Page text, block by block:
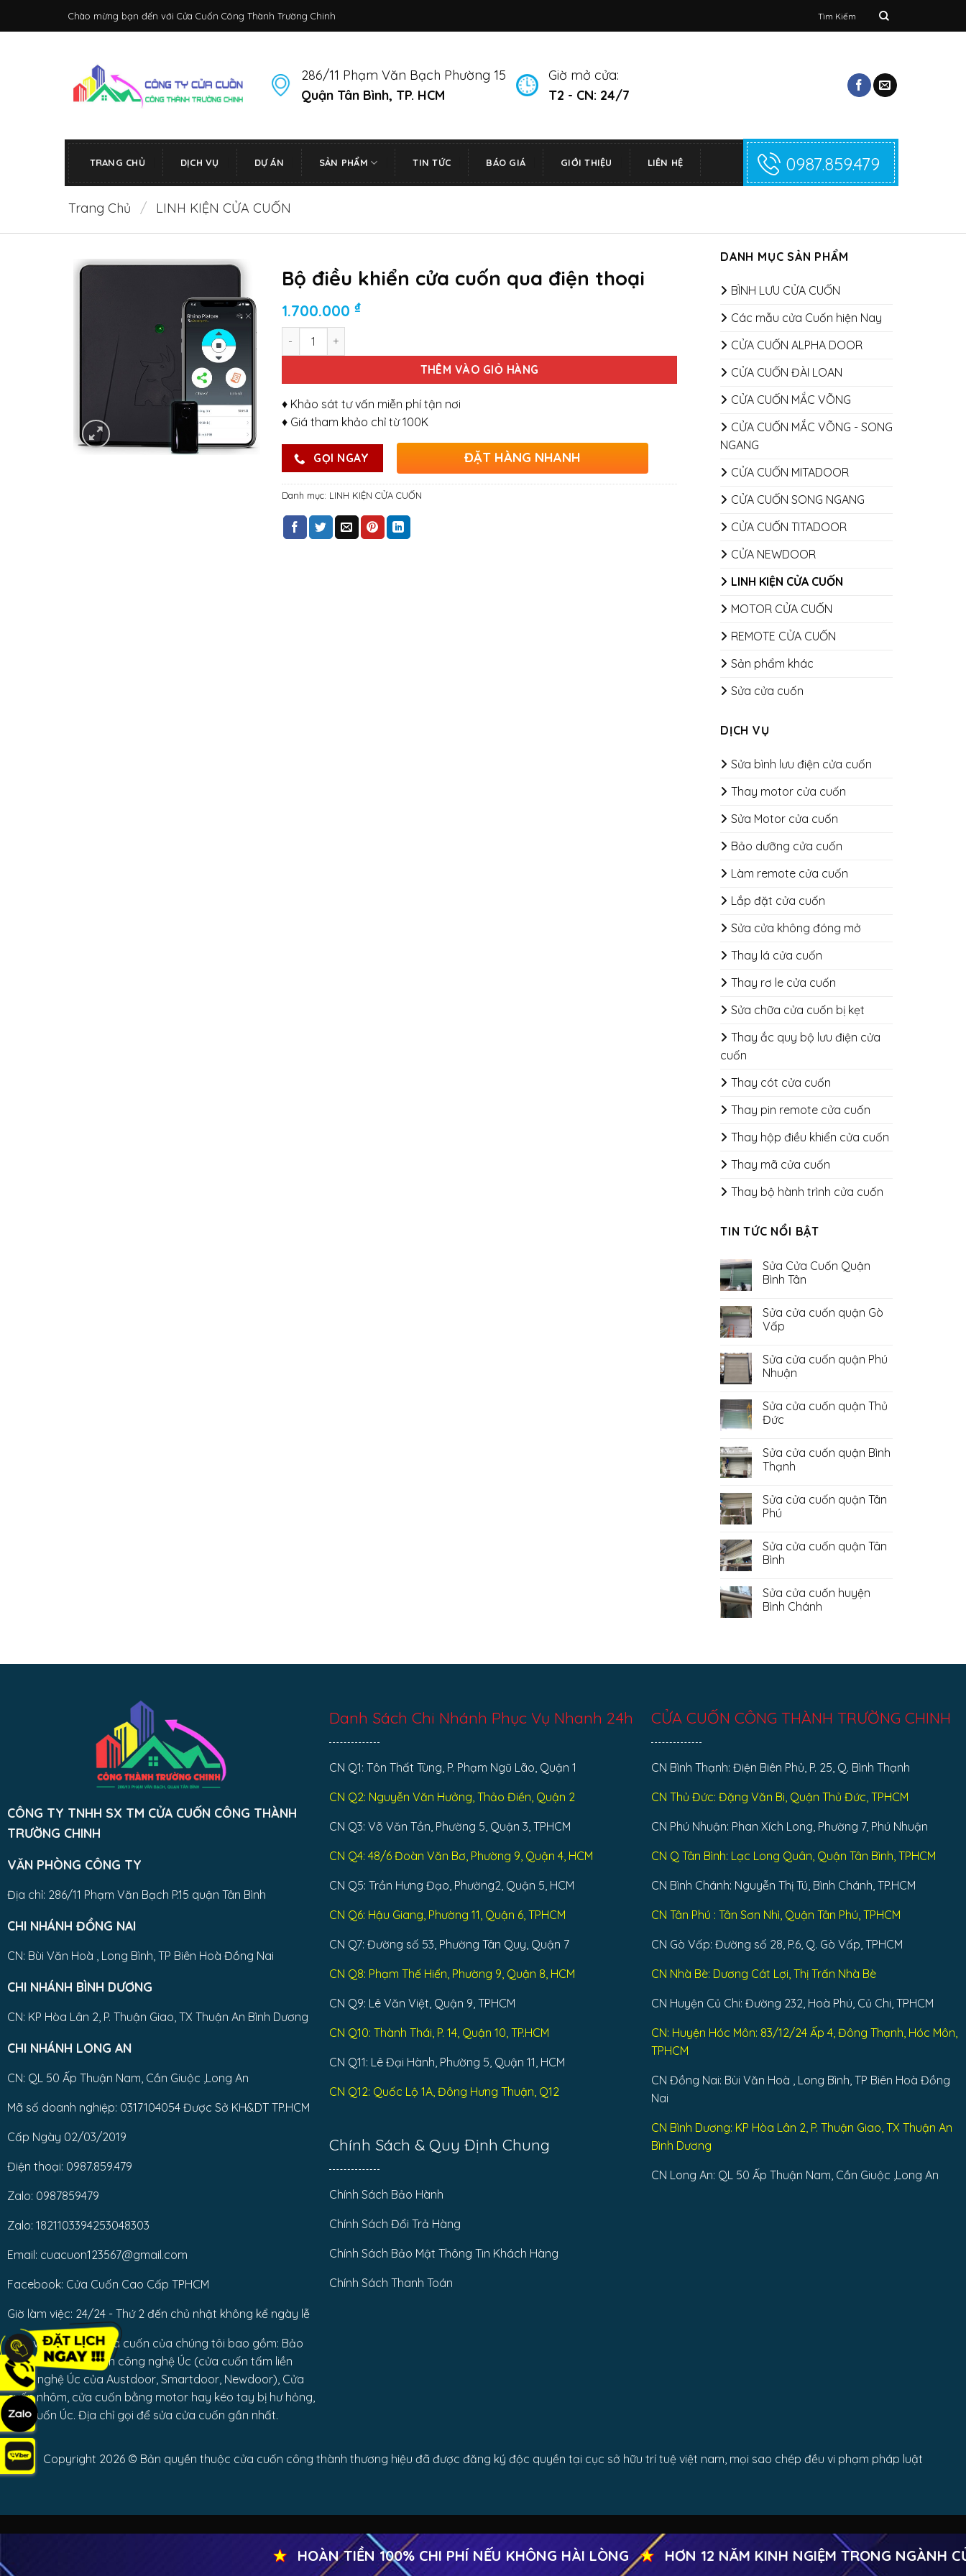
Chào mừng bạn đến với Cửa Cuốn Công Thành Trường Chinh
kiếm:
286/11 Phạm Văn Bạch Phường 15
Quận Tân Bình, TP. HCM
Giờ mở cửa:
T2 - CN: 24/7
TRANG CHỦ DỊCH VỤ DỰ ÁN SẢN PHẨM TIN TỨC BÁO GIÁ GIỚI THIỆU LIÊN HỆ 0987.859.479
Trang Chủ / LINH KIỆN CỬA CUỐN
DANH MỤC SẢN PHẨM
BÌNH LƯU CỬA CUỐN
Các mẫu cửa Cuốn hiện Nay
CỬA CUỐN ALPHA DOOR
CỬA CUỐN ĐÀI LOAN
CỬA CUỐN MẮC VÕNG
CỬA CUỐN MẮC VÕNG - SONG
NGANG
CỬA CUỐN MITADOOR
CỬA CUỐN SONG NGANG
CỬA CUỐN TITADOOR
CỬA NEWDOOR
LINH KIỆN CỬA CUỐN
MOTOR CỬA CUỐN
REMOTE CỬA CUỐN
Sản phẩm khác
Sửa cửa cuốn
DỊCH VỤ
Sửa bình lưu điện cửa cuốn
Thay motor cửa cuốn
Sửa Motor cửa cuốn
Bảo dưỡng cửa cuốn
​​​​​​​Làm remote cửa cuốn
Lắp đặt cửa cuốn
Sửa cửa không đóng mở
Thay lá cửa cuốn
Thay rơ le cửa cuốn
Sửa chữa cửa cuốn bị kẹt
Thay ắc quy bộ lưu điện cửa
cuốn
Thay cót cửa cuốn
Thay pin remote cửa cuốn
Thay hộp điều khiển cửa cuốn
Thay mã cửa cuốn
Thay bộ hành trình cửa cuốn
TIN TỨC NỔI BẬT
Sửa Cửa Cuốn Quận
Bình Tân
bình
luận
ở
Cuốn
Quận
Bình
Sửa cửa cuốn quận Gò
Vấp
bình
luận
ở
cuốn
quận
Gò
Sửa cửa cuốn quận Phú
Nhuận
bình
luận
ở
cuốn
quận
Phú
Sửa cửa cuốn quận Thủ
Đức
bình
luận
ở
cuốn
quận
Thủ
Sửa cửa cuốn quận Bình
Thạnh
bình
luận
ở
cuốn
quận
Bình
Sửa cửa cuốn quận Tân
Phú
bình
luận
ở
cuốn
quận
Tân
Sửa cửa cuốn quận Tân
Bình
bình
luận
ở
Sửa cửa cuốn huyện
Bình Chánh
Chánh
Bộ điều khiển cửa cuốn qua điện thoại
1.700.000 ₫
THÊM VÀO GIỎ HÀNG
♦ Khảo sát tư vấn miễn phí tận nơi
♦ Giá tham khảo chỉ từ 100K
GỌI NGAY ĐẶT HÀNG NHANH
Danh mục: LINH KIỆN CỬA CUỐN
CÔNG TY TNHH SX TM CỬA CUỐN CÔNG THÀNH
TRƯỜNG CHINH
VĂN PHÒNG CÔNG TY
Địa chỉ: 286/11 Phạm Văn Bạch P.15 quận Tân Bình
CHI NHÁNH ĐỒNG NAI
CN: Bùi Văn Hoà , Long Bình, TP Biên Hoà Đồng Nai
CHI NHÁNH BÌNH DƯƠNG
CN: KP Hòa Lân 2, P. Thuận Giao, TX Thuận An Bình Dương
CHI NHÁNH LONG AN
CN: QL 50 Ấp Thuận Nam, Cần Giuộc ,Long An
Mã số doanh nghiệp: 0317104054 Được Sở KH&DT TP.HCM
Cấp Ngày 02/03/2019
Điện thoại: 0987.859.479
Zalo: 0987859479
Zalo: 1821103394253048303
Email: cuacuon123567@gmail.com
Facebook: Cửa Cuốn Cao Cấp TPHCM
Giờ làm việc: 24/24 - Thứ 2 đến chủ nhật không kể ngày lễ
Dịch vụ sửa chữa cửa cuốn của chúng tôi bao gồm: Bảo
trì các loại cửa cuốn công nghệ Úc (cửa cuốn tấm liền
công nghệ Úc của Austdoor, Smartdoor, Newdoor), Cửa
cuốn nhôm, cửa cuốn bằng motor hay kéo tay bị hư hỏng,
cửa cuốn Úc. Địa chỉ gọi để sửa cửa cuốn gần nhất.
Danh Sách Chi Nhánh Phục Vụ Nhanh 24h
CN Q1: Tôn Thất Tùng, P. Phạm Ngũ Lão, Quận 1
CN Q2: Nguyễn Văn Hưởng, Thảo Điền, Quận 2
CN Q3: Võ Văn Tần, Phường 5, Quận 3, TPHCM
CN Q4: 48/6 Đoàn Văn Bơ, Phường 9, Quận 4, HCM
CN Q5: Trần Hưng Đạo, Phường2, Quận 5, HCM
CN Q6: Hậu Giang, Phường 11, Quận 6, TPHCM
CN Q7: Đường số 53, Phường Tân Quy, Quận 7
CN Q8: Phạm Thế Hiển, Phường 9, Quận 8, HCM
CN Q9: Lê Văn Việt, Quận 9, TPHCM
CN Q10: Thành Thái, P. 14, Quận 10, TP.HCM
CN Q11: Lê Đại Hành, Phường 5, Quận 11, HCM
CN Q12: Quốc Lộ 1A, Đông Hưng Thuận, Q12
Chính Sách & Quy Định Chung
Chính Sách Bảo Hành
Chính Sách Đổi Trả Hàng
Chính Sách Bảo Mật Thông Tin Khách Hàng
Chính Sách Thanh Toán
CỬA CUỐN CÔNG THÀNH TRƯỜNG CHINH
CN Bình Thạnh: Điện Biên Phủ, P. 25, Q. Bình Thạnh
CN Thủ Đức: Đặng Văn Bi, Quận Thủ Đức, TPHCM
CN Phú Nhuận: Phan Xích Long, Phường 7, Phú Nhuận
CN Q Tân Bình: Lạc Long Quân, Quận Tân Bình, TPHCM
CN Bình Chánh: Nguyễn Thị Tú, Bình Chánh, TP.HCM
CN Tân Phú : Tân Sơn Nhì, Quận Tân Phú, TPHCM
CN Gò Vấp: Đường số 28, P.6, Q. Gò Vấp, TPHCM
CN Nhà Bè: Dương Cát Lợi, Thị Trấn Nhà Bè
CN Huyện Củ Chi: Đường 232, Hoà Phú, Củ Chi, TPHCM
CN: Huyện Hóc Môn: 83/12/24 Ấp 4, Đông Thạnh, Hóc Môn,
TPHCM
CN Đồng Nai: Bùi Văn Hoà , Long Bình, TP Biên Hoà Đồng
Nai
CN Bình Dương: KP Hòa Lân 2, P. Thuận Giao, TX Thuận An
Bình Dương
CN Long An: QL 50 Ấp Thuận Nam, Cần Giuộc ,Long An
Copyright 2026 © Bản quyền thuộc cửa cuốn công thành thương hiệu đã được đăng ký độc quyền tại cục sở hữu trí tuệ việt nam, mọi sao chép đều vi phạm pháp luật
HOÀN TIỀN 100% CHI PHÍ NẾU KHÔNG HÀI LÒNG ★ HƠN 12 NĂM KINH NGIỆM TRONG NGÀNH CỬA
Copyright 2026 ©Cửa cuốn Công Thành Trường Chinh